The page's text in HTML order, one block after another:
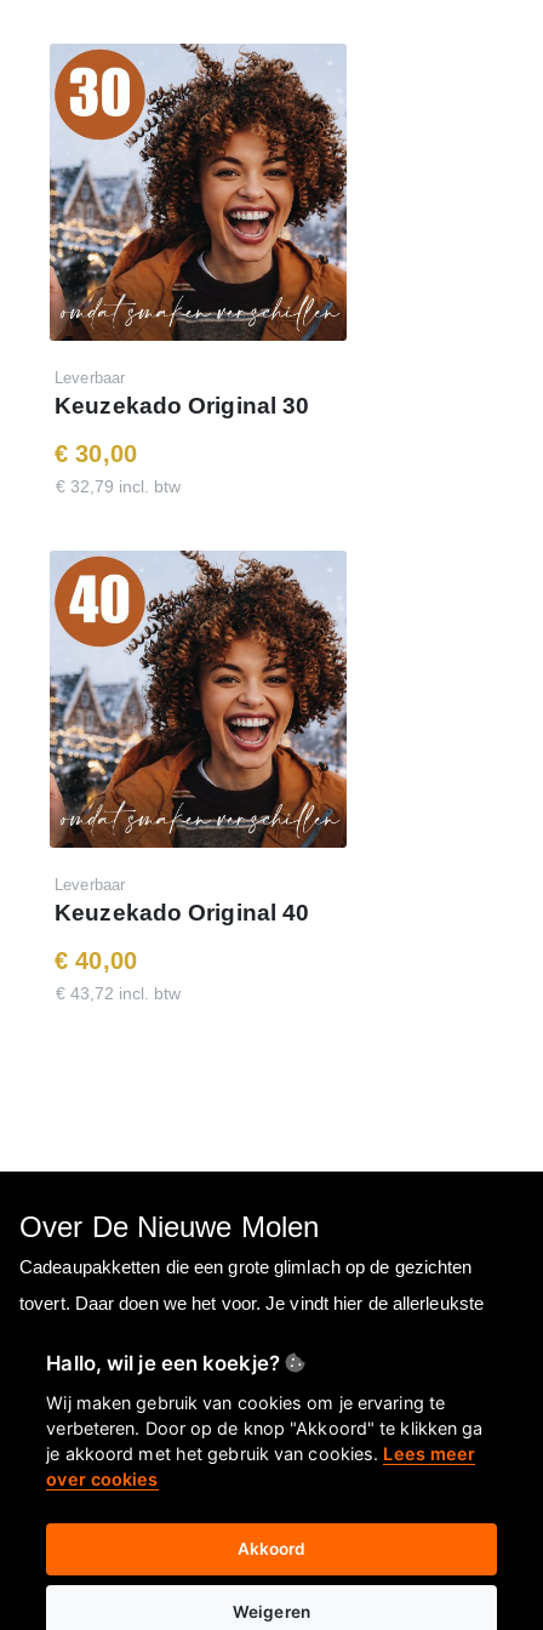
Daar doen we het voor
Klik op onderstaande link voor dedemo-website
in met de getoonde code. Met dit budget hebben uw
medewerkers1600 puntente besteden in de webshop.
www.keuzekado.com
Inloggegevens:
E-mail : je eigen e-mailadres
Wachtwoord : demo80keuzekado
Leverbaar
Keuzekado Original 30
€ 30,00
€ 32,79 incl. btw
Leverbaar
Keuzekado Original 40
€ 40,00
€ 43,72 incl. btw
Over De Nieuwe Molen
Cadeaupakketten die een grote glimlach op de gezichten
tovert. Daar doen we het voor. Je vindt hier de allerleukste
boodschap. Voor iedere zakelijke relatie of klant is een
passend geschenk te vinden.
FAQ
Hallo, wil je een koekje?
Wij maken gebruik van cookies om je ervaring te
verbeteren. Door op de knop "Akkoord" te klikken ga
je akkoord met het gebruik van cookies. Lees meer
over cookies
Akkoord
Weigeren